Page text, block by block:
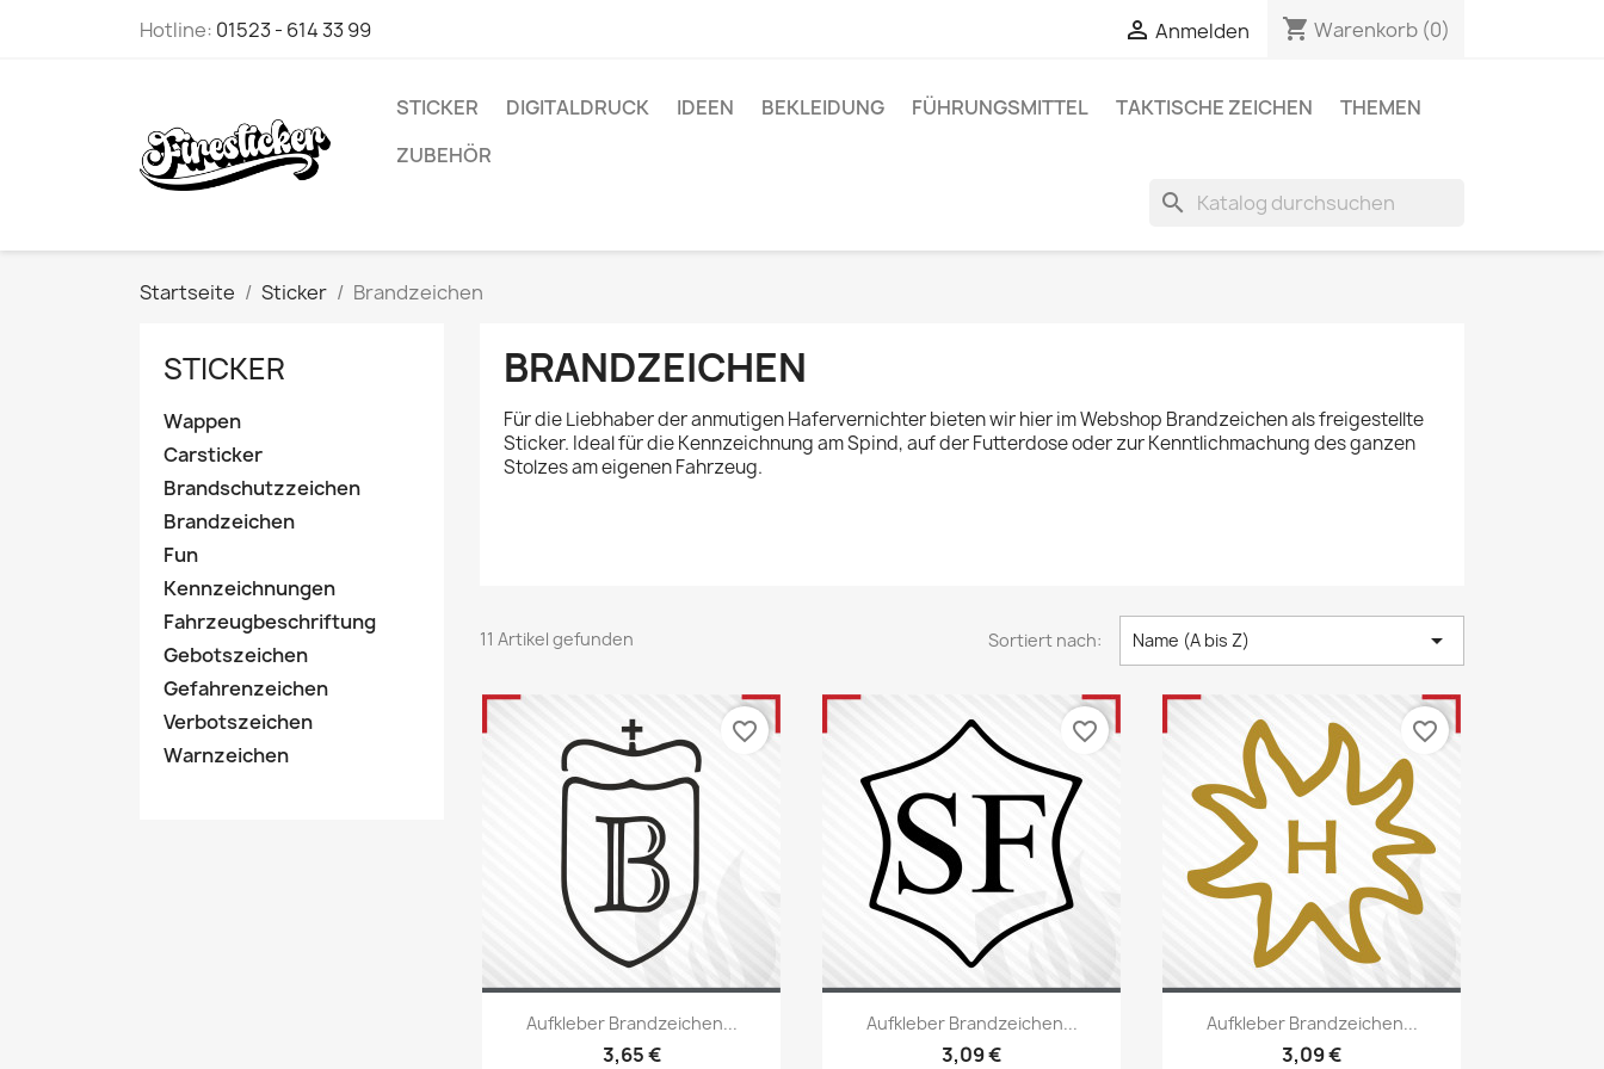
Hotline: 01523 - 614 33 99  Anmelden shopping_cart Warenkorb (0)
STICKER DIGITALDRUCK IDEEN BEKLEIDUNG FÜHRUNGSMITTEL TAKTISCHE ZEICHEN
THEMEN
ZUBEHÖR
search
Startseite Sticker Brandzeichen
STICKER
Wappen
Carsticker
Brandschutzzeichen
Brandzeichen
Fun
Kennzeichnungen
Fahrzeugbeschriftung
Gebotszeichen
Gefahrenzeichen
Verbotszeichen
Warnzeichen
BRANDZEICHEN
Für die Liebhaber der anmutigen Hafervernichter bieten wir hier im Webshop Brandzeichen als freigestellte
Sticker. Ideal für die Kennzeichnung am Spind, auf der Futterdose oder zur Kenntlichmachung des ganzen
Stolzes am eigenen Fahrzeug.
11 Artikel gefunden Sortiert nach: Name (A bis Z) 
Vorschau
Aufkleber Brandzeichen...
3,65 €
favorite_border
Vorschau
Aufkleber Brandzeichen...
3,09 €
favorite_border
Vorschau
Aufkleber Brandzeichen...
3,09 €
favorite_border